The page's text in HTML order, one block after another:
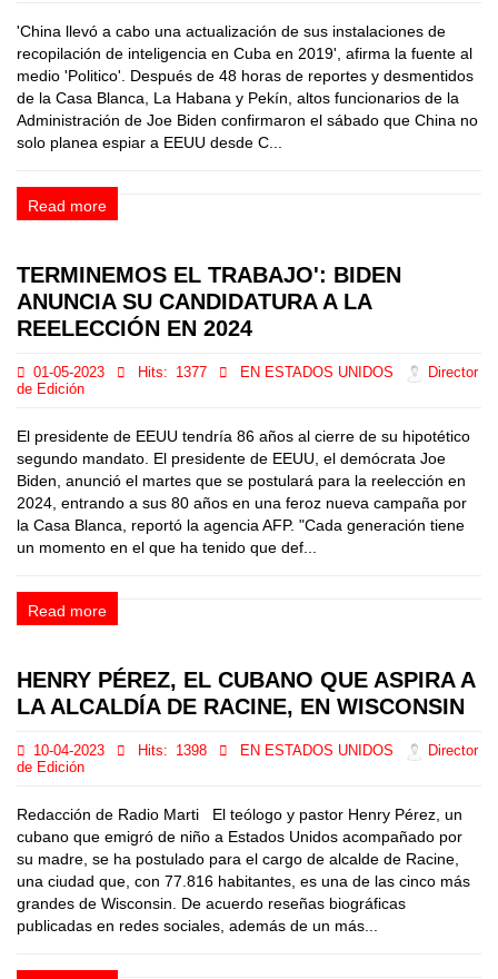
'China llevó a cabo una actualización de sus instalaciones de
recopilación de inteligencia en Cuba en 2019', afirma la fuente al
medio 'Politico'. Después de 48 horas de reportes y desmentidos
de la Casa Blanca, La Habana y Pekín, altos funcionarios de la
Administración de Joe Biden confirmaron el sábado que China no
solo planea espiar a EEUU desde C...
Read more
TERMINEMOS EL TRABAJO': BIDEN
ANUNCIA SU CANDIDATURA A LA
REELECCIÓN EN 2024
01-05-2023 Hits: 1377 EN ESTADOS UNIDOS
Director
de Edición
El presidente de EEUU tendría 86 años al cierre de su hipotético
segundo mandato. El presidente de EEUU, el demócrata Joe
Biden, anunció el martes que se postulará para la reelección en
2024, entrando a sus 80 años en una feroz nueva campaña por
la Casa Blanca, reportó la agencia AFP. "Cada generación tiene
un momento en el que ha tenido que def...
Read more
HENRY PÉREZ, EL CUBANO QUE ASPIRA A
LA ALCALDÍA DE RACINE, EN WISCONSIN
10-04-2023 Hits: 1398 EN ESTADOS UNIDOS
Director
de Edición
Redacción de Radio Marti El teólogo y pastor Henry Pérez, un
cubano que emigró de niño a Estados Unidos acompañado por
su madre, se ha postulado para el cargo de alcalde de Racine,
una ciudad que, con 77.816 habitantes, es una de las cinco más
grandes de Wisconsin. De acuerdo reseñas biográficas
publicadas en redes sociales, además de un más...